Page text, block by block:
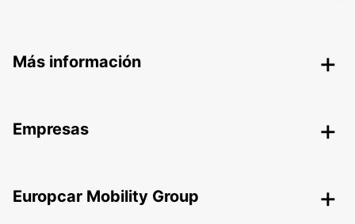
Más información
Empresas
Europcar Mobility Group